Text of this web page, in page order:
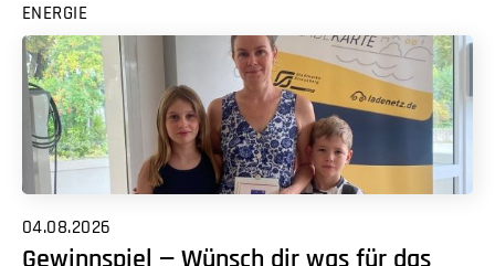
ENERGIE
04.08.2026
Gewinnspiel — Wünsch dir was für das